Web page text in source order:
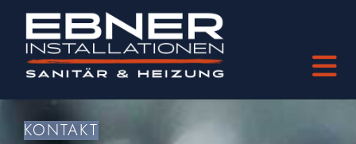
KONTAKT